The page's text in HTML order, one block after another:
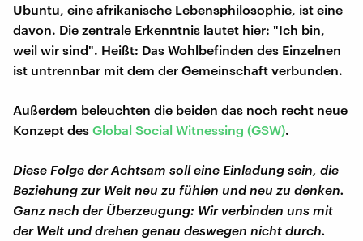
Ubuntu, eine afrikanische Lebensphilosophie, ist eine
davon. Die zentrale Erkenntnis lautet hier: "Ich bin,
weil wir sind". Heißt: Das Wohlbefinden des Einzelnen
ist untrennbar mit dem der Gemeinschaft verbunden.
Außerdem beleuchten die beiden das noch recht neue
Konzept des Global Social Witnessing (GSW).
Diese Folge der Achtsam soll eine Einladung sein, die
Beziehung zur Welt neu zu fühlen und neu zu denken.
Ganz nach der Überzeugung: Wir verbinden uns mit
der Welt und drehen genau deswegen nicht durch.